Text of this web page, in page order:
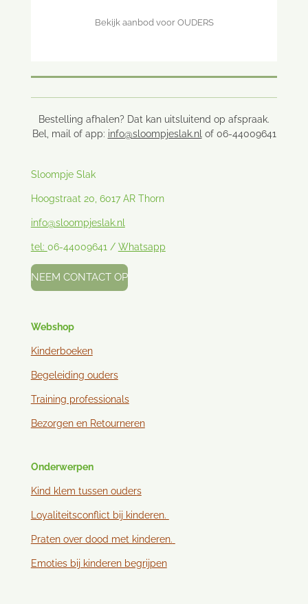
Bekijk aanbod voor OUDERS
Bestelling afhalen? Dat kan uitsluitend op afspraak.
Bel, mail of app: info@sloompjeslak.nl of 06-44009641
Sloompje Slak
Hoogstraat 20, 6017 AR Thorn
info@sloompjeslak.nl
tel: 06-44009641 / Whatsapp
NEEM CONTACT OP
Webshop
Kinderboeken
Begeleiding ouders
Training professionals
Bezorgen en Retourneren
Onderwerpen
Kind klem tussen ouders
Loyaliteitsconflict bij kinderen.
Praten over dood met kinderen.
Emoties bij kinderen begrijpen